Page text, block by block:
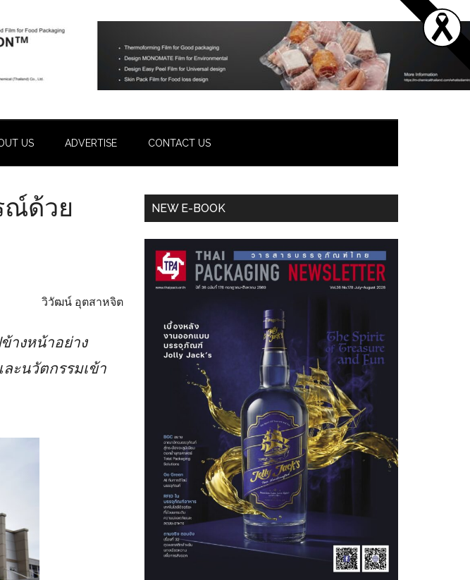
US ADVERTISE CONTACT US
ณ์ด้วย
วิวัฒน์ อุตสาหจิต
างหน้าอย่าง
ะนวัตกรรมเข้า
Primary
NEW E-BOOK